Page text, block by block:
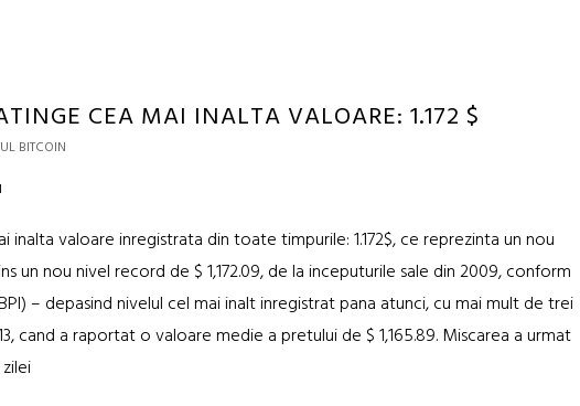
CEA MAI INALTA VALOARE: 1.172 $
BITCOIN
inalta valoare inregistrata din toate timpurile: 1.172$, ce reprezinta un nou
un nou nivel record de $ 1,172.09, de la inceputurile sale din 2009, conform
– depasind nivelul cel mai inalt inregistrat pana atunci, cu mai mult de trei
cand a raportat o valoare medie a pretului de $ 1,165.89. Miscarea a urmat